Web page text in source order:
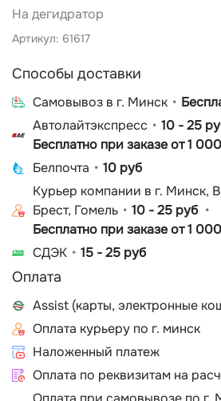
На дегидратор
Артикул: 61617
Способы доставки
Cамовывоз в г. Минск
Автолайтэкспресс
10 - 25
Бесплатно при заказе от 1
Белпочта
10 руб
Курьер компании в г. Минск,
Брест, Гомель
10 - 25 руб
Бесплатно при заказе от 1
СДЭК
15 - 25 руб
Оплата
Assist (карты, электронные
Оплата курьеру по г. минск
Наложенный платеж
Оплата по реквизитам на